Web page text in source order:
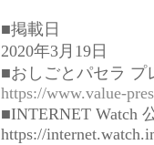
■掲載日
2020年3月19日
■おしごとパセラ プ
https://www.value-
■INTERNET Watch
https://